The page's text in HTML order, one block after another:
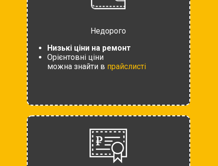
Недорого
Низькі ціни на ремонт
Орієнтовні ціни
можна знайти в прайслисті